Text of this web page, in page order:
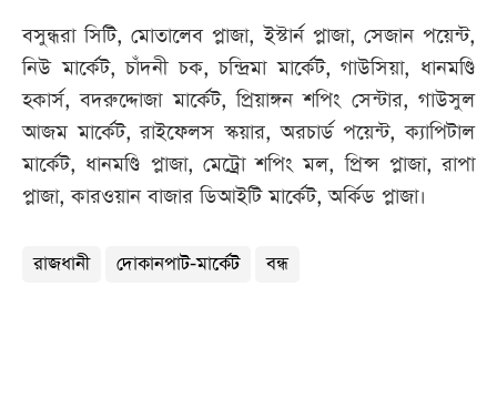
বসুন্ধরা সিটি, মোতালেব প্লাজা, ইস্টার্ন প্লাজা, সেজান পয়েন্ট,
নিউ মার্কেট, চাঁদনী চক, চন্দ্রিমা মার্কেট, গাউসিয়া, ধানমণ্ডি
হকার্স, বদরুদ্দোজা মার্কেট, প্রিয়াঙ্গন শপিং সেন্টার, গাউসুল
আজম মার্কেট, রাইফেলস স্কয়ার, অরচার্ড পয়েন্ট, ক্যাপিটাল
মার্কেট, ধানমণ্ডি প্লাজা, মেট্রো শপিং মল, প্রিন্স প্লাজা, রাপা
প্লাজা, কারওয়ান বাজার ডিআইটি মার্কেট, অর্কিড প্লাজা।
রাজধানী দোকানপাট-মার্কেট বন্ধ